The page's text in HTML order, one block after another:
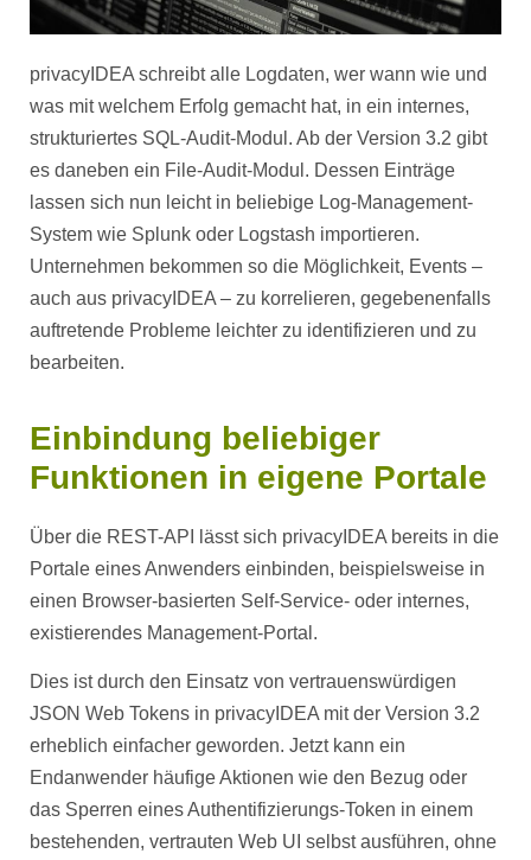
privacyIDEA schreibt alle Logdaten, wer wann wie und
was mit welchem Erfolg gemacht hat, in ein internes,
strukturiertes SQL-Audit-Modul. Ab der Version 3.2 gibt
es daneben ein File-Audit-Modul. Dessen Einträge
lassen sich nun leicht in beliebige Log-Management-
System wie Splunk oder Logstash importieren.
Unternehmen bekommen so die Möglichkeit, Events –
auch aus privacyIDEA – zu korrelieren, gegebenenfalls
auftretende Probleme leichter zu identifizieren und zu
bearbeiten.
Einbindung beliebiger
Funktionen in eigene Portale
Über die REST-API lässt sich privacyIDEA bereits in die
Portale eines Anwenders einbinden, beispielsweise in
einen Browser-basierten Self-Service- oder internes,
existierendes Management-Portal.
Dies ist durch den Einsatz von vertrauenswürdigen
JSON Web Tokens in privacyIDEA mit der Version 3.2
erheblich einfacher geworden. Jetzt kann ein
Endanwender häufige Aktionen wie den Bezug oder
das Sperren eines Authentifizierungs-Token in einem
bestehenden, vertrauten Web UI selbst ausführen, ohne